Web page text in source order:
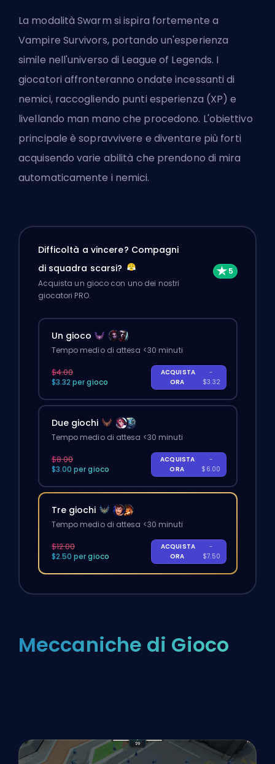
La modalità Swarm si ispira fortemente a
Vampire Survivors, portando un'esperienza
simile nell'universo di League of Legends. I
giocatori affronteranno ondate incessanti di
nemici, raccogliendo punti esperienza (XP) e
livellando man mano che procedono. L'obiettivo
principale è sopravvivere e diventare più forti
acquisendo varie abilità che prendono di mira
automaticamente i nemici.
Difficoltà a vincere? Compagni
di squadra scarsi?
Acquista un gioco con uno dei nostri
giocatori PRO.
Un gioco
Tempo medio di attesa <30 minuti
$4.00
$3.32 per gioco
ACQUISTA
ORA
-
$3.32
Due giochi
Tempo medio di attesa <30 minuti
$8.00
$3.00 per gioco
ACQUISTA
ORA
-
$6.00
Tre giochi
Tempo medio di attesa <30 minuti
$12.00
$2.50 per gioco
ACQUISTA
ORA
-
$7.50
Meccaniche di Gioco